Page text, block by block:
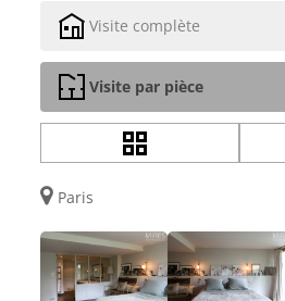
Visite complète
Visite par pièce
Paris